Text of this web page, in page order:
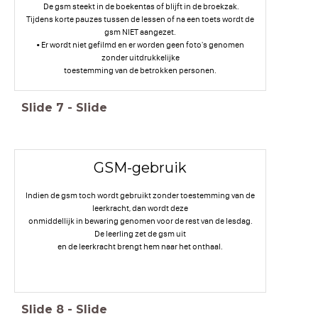
De gsm steekt in de boekentas of blijft in de broekzak.
Tijdens korte pauzes tussen de lessen of na een toets wordt de
gsm NIET aangezet.
• Er wordt niet gefilmd en er worden geen foto's genomen
zonder uitdrukkelijke
toestemming van de betrokken personen.
De leerling zet de gsm uit
Slide 7 - Slide
GSM-gebruik
Indien de gsm toch wordt gebruikt zonder toestemming van de
leerkracht, dan wordt deze
onmiddellijk in bewaring genomen voor de rest van de lesdag.
De leerling zet de gsm uit
en de leerkracht brengt hem naar het onthaal.
Slide 8 - Slide